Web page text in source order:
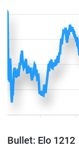
Bullet: Elo 1212